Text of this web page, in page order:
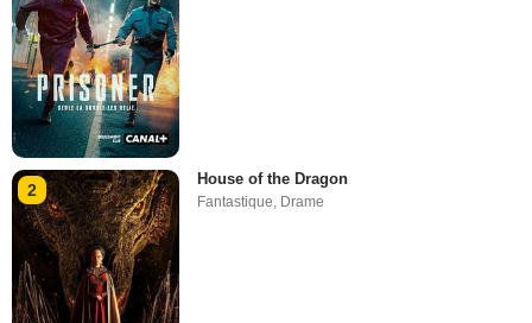
2
House of the Dragon
Fantastique Drame